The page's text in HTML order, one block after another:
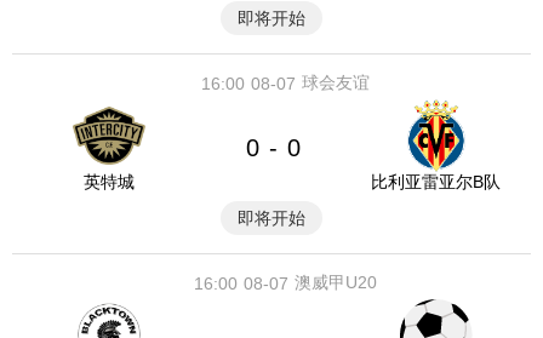
即将开始
08-07
16:00 球会友谊
英特城
0 - 0
比利亚雷亚尔B队
即将开始
08-07
16:00 澳威甲U20